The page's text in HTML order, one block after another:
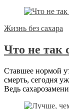
Жизнь без сахара
Что не так
Ставшее нормой
смерть, сегодня
Ведь